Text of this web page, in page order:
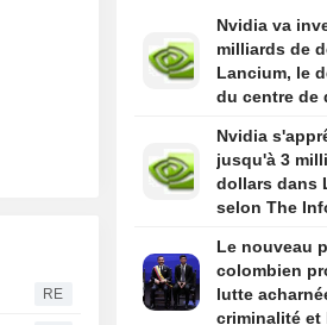
RE
Nvidia va
milliards de
Lancium, le
du centre de
Information
Nvidia
jusqu'à 3
dollars dans
selon The
Le nouveau
colombien
lutte
criminalité et